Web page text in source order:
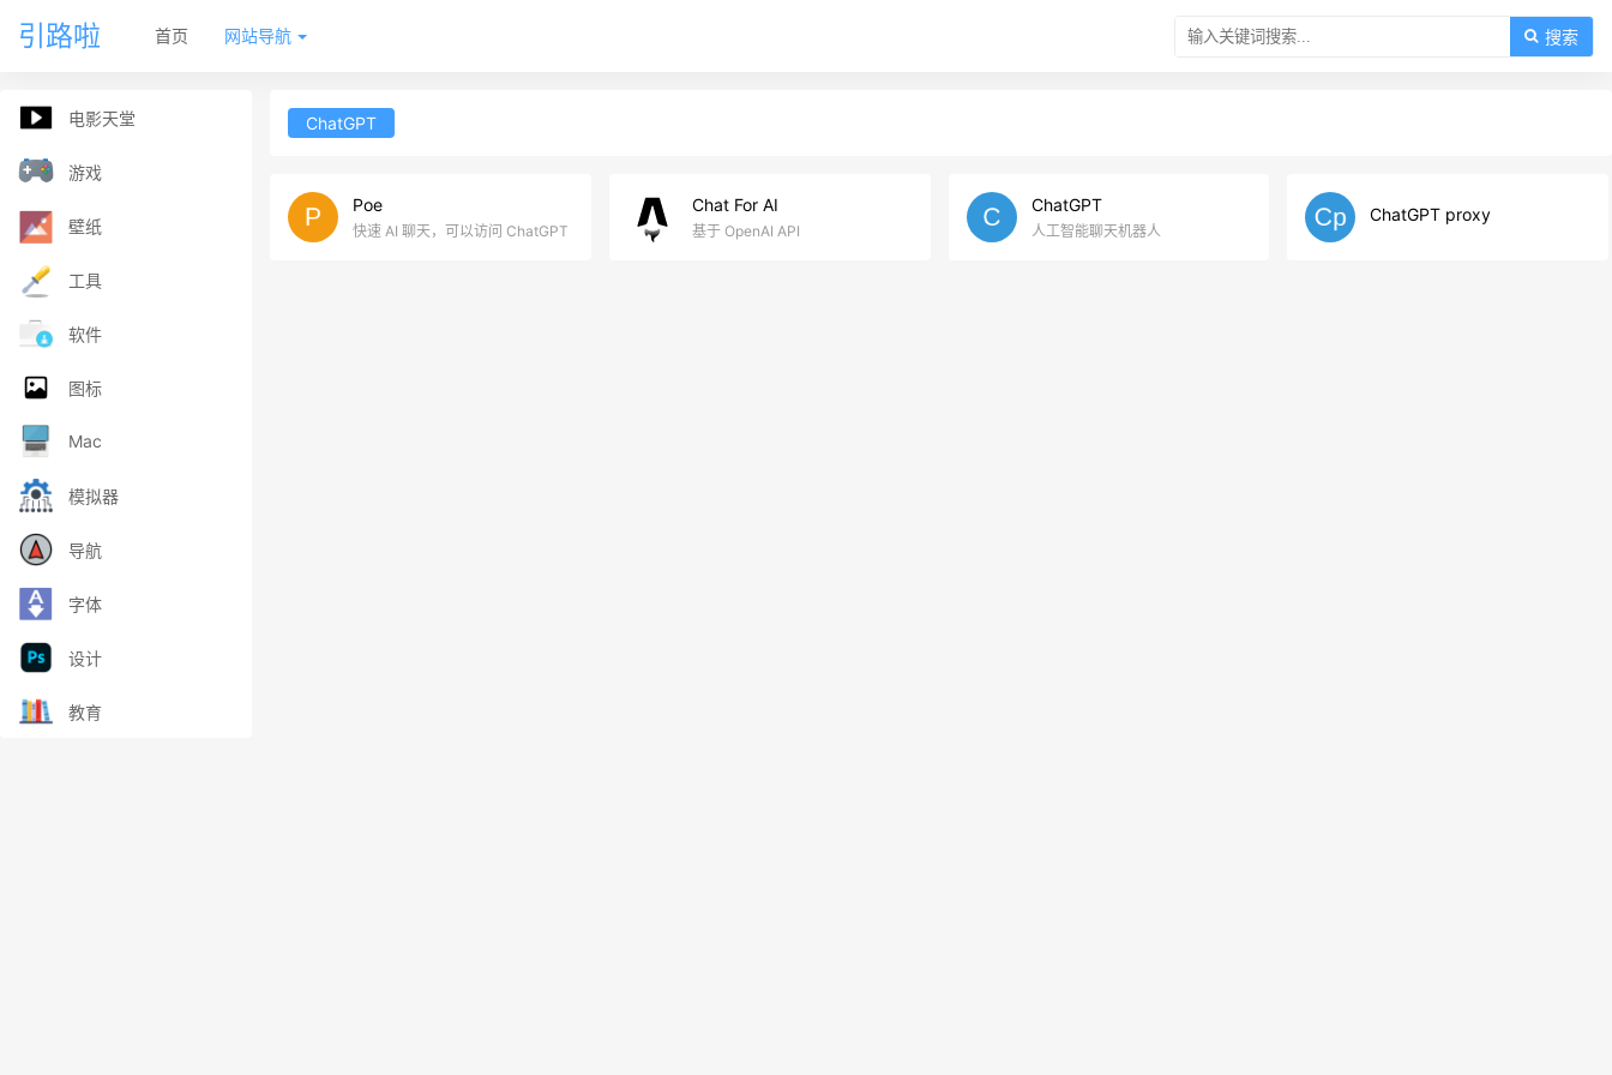
引路啦 首页 网站导航 搜索
电影天堂
游戏
壁纸
工具
软件
图标
Mac
模拟器
导航
字体
设计
教育
ChatGPT
Poe
快速 AI 聊天，可以访问 ChatGPT
Chat For AI
基于 OpenAI API
ChatGPT
人工智能聊天机器人
ChatGPT proxy